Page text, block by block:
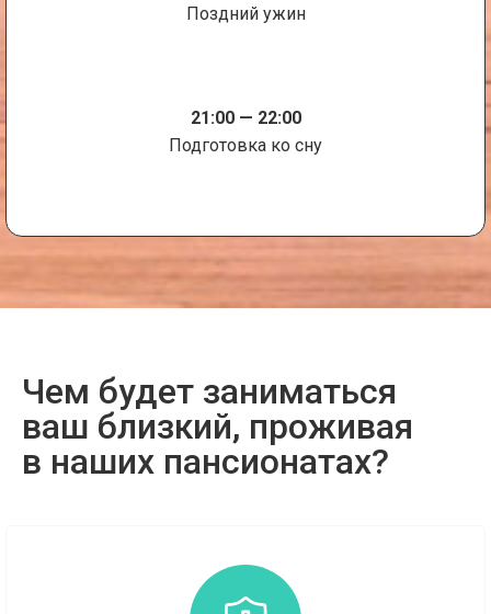
Поздний ужин
21:00 — 22:00
Подготовка ко сну
Чем будет заниматься
ваш близкий, проживая
в наших пансионатах?